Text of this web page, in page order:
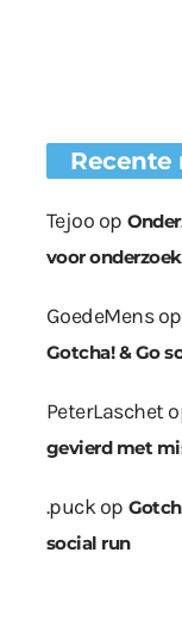
Recente
Tejoo op
voor
GoedeMensop
Gotcha! & Go
PeterLaschet
gevierd met
.puckop
social run